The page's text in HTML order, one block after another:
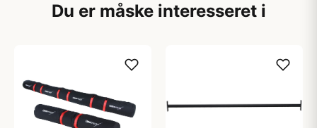
Du er måske interesseret i